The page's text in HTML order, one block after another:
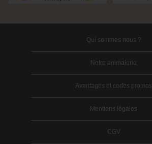
Qui sommes nous ?
Notre animalerie
Avantages et codes promos
Mentions légales
CGV